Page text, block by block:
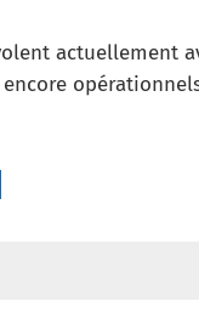
actuellement